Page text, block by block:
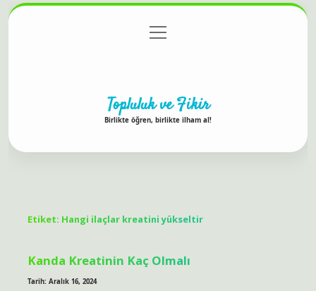
Gizlilik Politikası
menüyü
aç
Topluluk ve Fikir
Birlikte öğren, birlikte ilham al!
Etiket: Hangi ilaçlar kreatini yükseltir
Kanda Kreatinin Kaç Olmalı
Tarih: Aralık 16, 2024